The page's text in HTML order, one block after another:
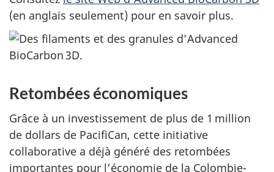
(en anglais seulement) pour en savoir plus.
Retombées économiques
Grâce à un investissement de plus de 1 million
de dollars de PacifiCan, cette initiative
collaborative a déjà généré des retombées
importantes pour l’économie de la Colombie-